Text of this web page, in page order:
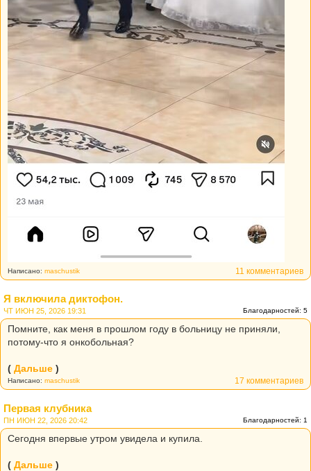
11 комментариев
Написано: maschustik
Я включила диктофон.
Благодарностей: 5
ЧТ ИЮН 25, 2026 19:31
Помните, как меня в прошлом году в больницу не приняли,
потому-что я онкобольная?
( Дальше )
17 комментариев
Написано: maschustik
Первая клубника
Благодарностей: 1
ПН ИЮН 22, 2026 20:42
Сегодня впервые утром увидела и купила.
( Дальше )